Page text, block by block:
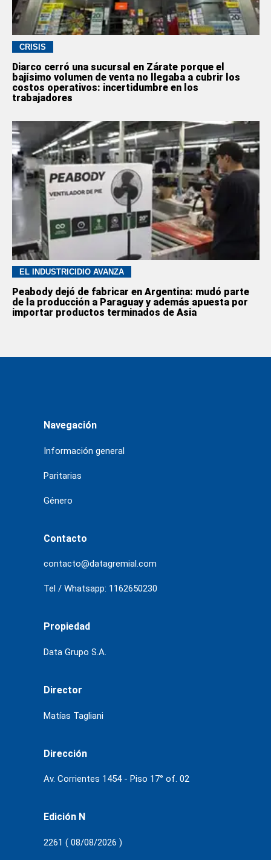
CRISIS
Diarco cerró una sucursal en Zárate porque el
bajísimo volumen de venta no llegaba a cubrir los
costos operativos: incertidumbre en los
trabajadores
EL INDUSTRICIDIO AVANZA
Peabody dejó de fabricar en Argentina: mudó parte
de la producción a Paraguay y además apuesta por
importar productos terminados de Asia
Navegación
Información general
Paritarias
Género
Contacto
contacto@datagremial.com
Tel / Whatsapp: 1162650230
Propiedad
Data Grupo S.A.
Director
Matías Tagliani
Dirección
Av. Corrientes 1454 - Piso 17° of. 02
Edición N
2261 ( 08/08/2026 )